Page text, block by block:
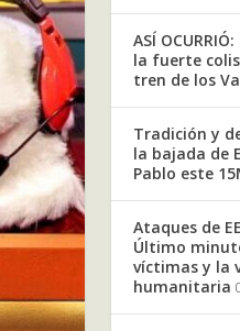
ASÍ
la fuerte
tren de los
Tradición y
la bajada de
Pablo este
Ataques de
Último
víctimas y la
humanitaria